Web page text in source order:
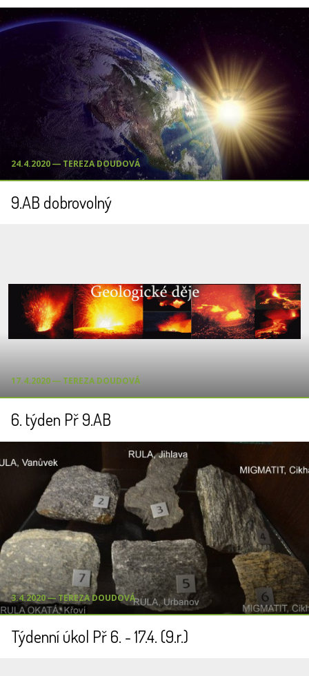
24.4.2020 ― TEREZA DOUDOVÁ
9.AB dobrovolný
17.4.2020 ― TEREZA DOUDOVÁ
6. týden Př 9.AB
3.4.2020 ― TEREZA DOUDOVÁ
Týdenní úkol Př 6. - 17.4. (9.r.)